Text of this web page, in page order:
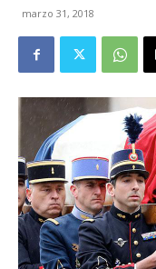
marzo 31, 2018